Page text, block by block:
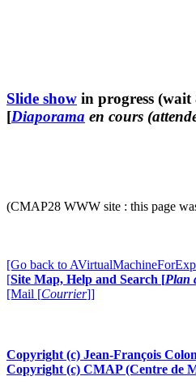
Slide show in progress (wait
[Diaporama en cours
(CMAP28 WWW site : this page
[Go back to
[Site Map, Help and Search [Plan
[Mail [Courrier]]
Copyright (c) Jean-François
Copyright (c) CMAP (Centre de